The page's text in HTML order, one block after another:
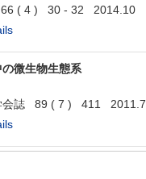
( 4 ) 30 - 32 2014.10
微生物生態系
会誌 89 ( 7 ) 411 2011.7